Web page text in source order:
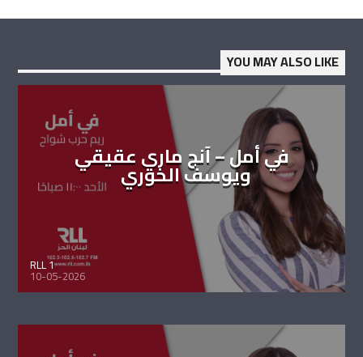
YOU MAY ALSO LIKE
في أمل – آنج ماري عقيقي
ويوسف الخوري
RLL 1
10-05-2026